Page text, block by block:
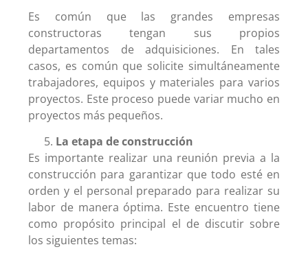
Es común que las grandes empresas
constructoras tengan sus propios
departamentos de adquisiciones. En tales
casos, es común que solicite simultáneamente
trabajadores, equipos y materiales para varios
proyectos. Este proceso puede variar mucho en
proyectos más pequeños.
La etapa de construcción
Es importante realizar una reunión previa a la
construcción para garantizar que todo esté en
orden y el personal preparado para realizar su
labor de manera óptima. Este encuentro tiene
como propósito principal el de discutir sobre
los siguientes temas: